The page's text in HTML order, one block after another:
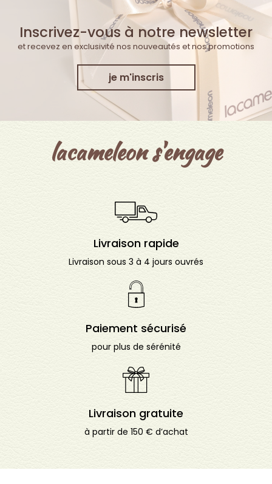
Inscrivez-vous à notre newsletter
et recevez en exclusivité nos nouveautés et nos promotions
je m'inscris
lacameleon s'engage
Livraison rapide
Livraison sous 3 à 4 jours ouvrés
Paiement sécurisé
pour plus de sérénité
Livraison gratuite
à partir de 150 € d’achat